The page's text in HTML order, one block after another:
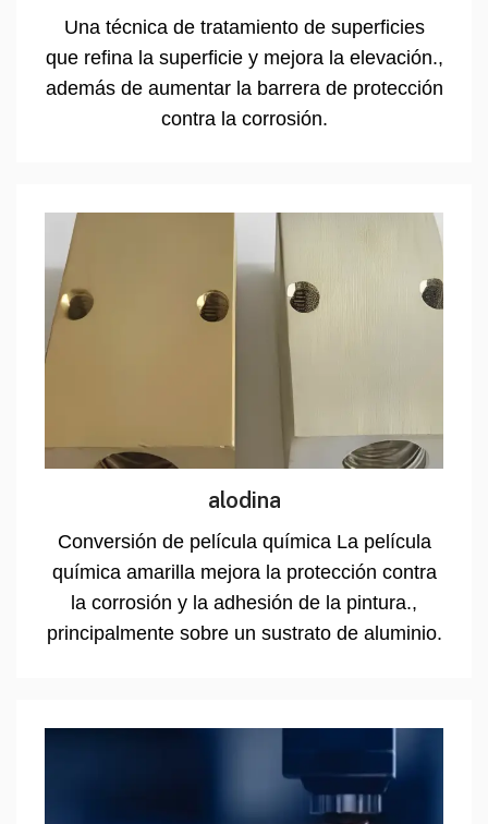
Una técnica de tratamiento de superficies
que refina la superficie y mejora la elevación.,
además de aumentar la barrera de protección
contra la corrosión.
alodina
Conversión de película química La película
química amarilla mejora la protección contra
la corrosión y la adhesión de la pintura.,
principalmente sobre un sustrato de aluminio.